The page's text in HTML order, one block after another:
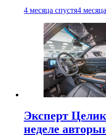
4 месяца спустя4
Эксперт
неделе